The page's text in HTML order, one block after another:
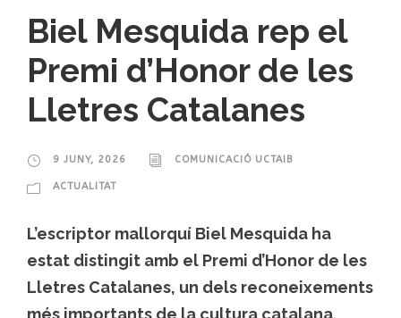
Biel Mesquida rep el
Premi d’Honor de les
Lletres Catalanes
9 JUNY, 2026 COMUNICACIÓ UCTAIB
ACTUALITAT
L’escriptor mallorquí Biel Mesquida ha
estat distingit amb el Premi d’Honor de les
Lletres Catalanes, un dels reconeixements